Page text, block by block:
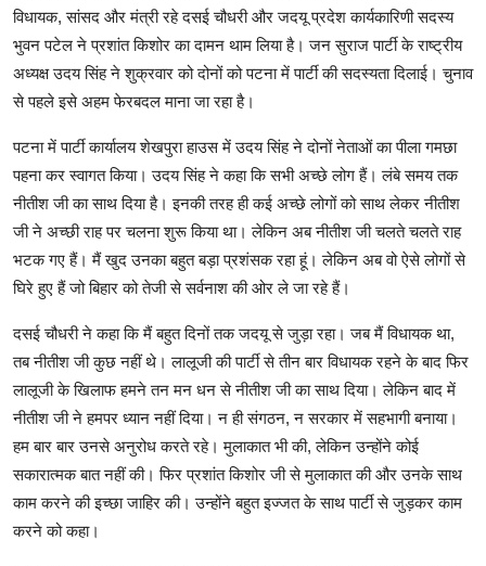
विधायक, सांसद और मंत्री रहे दसई चौधरी और जदयू प्रदेश कार्यकारिणी सदस्य
भुवन पटेल ने प्रशांत किशोर का दामन थाम लिया है। जन सुराज पार्टी के राष्ट्रीय
अध्यक्ष उदय सिंह ने शुक्रवार को दोनों को पटना में पार्टी की सदस्यता दिलाई। चुनाव
से पहले इसे अहम फेरबदल माना जा रहा है।
पटना में पार्टी कार्यालय शेखपुरा हाउस में उदय सिंह ने दोनों नेताओं का पीला गमछा
पहना कर स्वागत किया। उदय सिंह ने कहा कि सभी अच्छे लोग हैं। लंबे समय तक
नीतीश जी का साथ दिया है। इनकी तरह ही कई अच्छे लोगों को साथ लेकर नीतीश
जी ने अच्छी राह पर चलना शुरू किया था। लेकिन अब नीतीश जी चलते चलते राह
भटक गए हैं। मैं खुद उनका बहुत बड़ा प्रशंसक रहा हूं। लेकिन अब वो ऐसे लोगों से
घिरे हुए हैं जो बिहार को तेजी से सर्वनाश की ओर ले जा रहे हैं।
दसई चौधरी ने कहा कि मैं बहुत दिनों तक जदयू से जुड़ा रहा। जब मैं विधायक था,
तब नीतीश जी कुछ नहीं थे। लालूजी की पार्टी से तीन बार विधायक रहने के बाद फिर
लालूजी के खिलाफ हमने तन मन धन से नीतीश जी का साथ दिया। लेकिन बाद में
नीतीश जी ने हमपर ध्यान नहीं दिया। न ही संगठन, न सरकार में सहभागी बनाया।
हम बार बार उनसे अनुरोध करते रहे। मुलाकात भी की, लेकिन उन्होंने कोई
सकारात्मक बात नहीं की। फिर प्रशांत किशोर जी से मुलाकात की और उनके साथ
काम करने की इच्छा जाहिर की। उन्होंने बहुत इज्जत के साथ पार्टी से जुड़कर काम
करने को कहा।